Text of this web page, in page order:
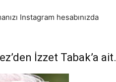
Instagram hesabınızda
İzzet Tabak’a ait.